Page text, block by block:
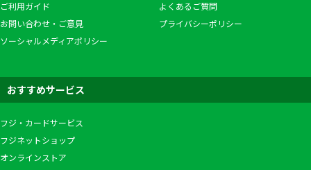
ご利用ガイド
よくあるご質問
お問い合わせ・ご意見
プライバシーポリシー
ソーシャルメディアポリシー
おすすめサービス
フジ・カードサービス
フジネットショップ
オンラインストア